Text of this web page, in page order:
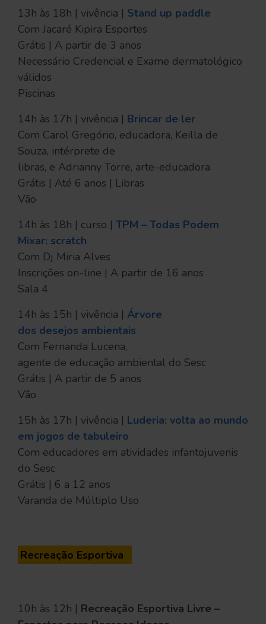
13h às 18h | vivência | Stand up paddle
Com Jacaré Kipira Esportes
Grátis | A partir de 3 anos
Necessário Credencial e Exame dermatológico
válidos
Piscinas
14h às 17h | vivência | Brincar de ler
Com Carol Gregório, educadora, Keilla de
Souza, intérprete de
libras, e Adrianny Torre, arte-educadora
Grátis | Até 6 anos | Libras
Vão
14h às 18h | curso | TPM – Todas Podem
Mixar: scratch
Com Dj Miria Alves
Inscrições on-line | A partir de 16 anos
Sala 4
14h às 15h | vivência | Árvore
dos desejos ambientais
Com Fernanda Lucena,
agente de educação ambiental do Sesc
Grátis | A partir de 5 anos
Vão
15h às 17h | vivência | Luderia: volta ao mundo
em jogos de tabuleiro
Com educadores em atividades infantojuvenis
do Sesc
Grátis | 6 a 12 anos
Varanda de Múltiplo Uso
Recreação Esportiva
10h às 12h | Recreação Esportiva Livre –